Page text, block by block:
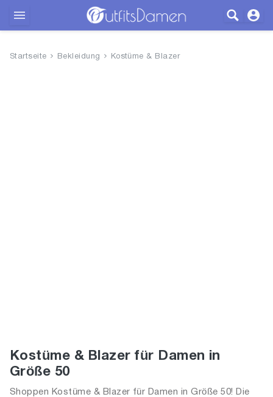
Startseite Bekleidung Kostüme & Blazer
Kostüme & Blazer für Damen in
Größe 50
Shoppen Kostüme & Blazer für Damen in Größe 50! Die